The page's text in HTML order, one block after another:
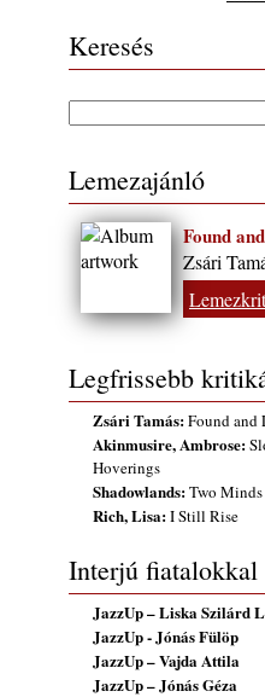
Jazz-rock albumok
„Out like a Light”
Jazz-rock albumok
2026. augusztus 04.
Kikkel beszéltem 2.0
2026. augusztus 04.
Lemezek a
rész: Irving Ashby –
2026. augusztus 04.
Gondolataim -
2026. augusztus 02.
Exkluzív interjú
2026. augusztus 01.
Ma 40 éves
Florian Ross
Magyar
gyermekeik – 42.
Vörösné Strausz
2026. július 30.
Keresés
Lemezajánló
Found
Zsári
Legfrissebb
Zsári Tamás:Found and
Akinmusire, Ambrose:
Hoverings
Shadowlands:Two Minds
Rich, Lisa:I Still Rise
Interjú fiatalokkal
JazzUp – Liska Szilárd
JazzUp - Jónás Fülöp
JazzUp – Vajda Attila
JazzUp – Jónás Géza